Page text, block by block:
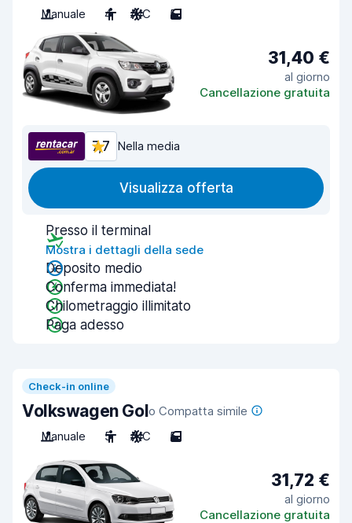
Manuale
4 A/C 5
31,40 €
al giorno
Cancellazione gratuita
7,7 Nella media
Visualizza offerta
Presso il terminal
Mostra i dettagli della sede
Deposito medio
Conferma immediata!
Chilometraggio illimitato
Paga adesso
Check-in online
Volkswagen Golo Compatta simile
Manuale
5 A/C 5
31,72 €
al giorno
Cancellazione gratuita